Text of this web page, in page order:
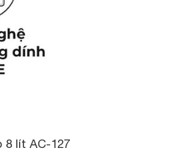
lít AC-127